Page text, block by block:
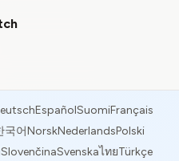
EspañolSuomiFrançais
국어NorskNederlandsPolski
SlovenčinaSvenskaไทยTürkçe